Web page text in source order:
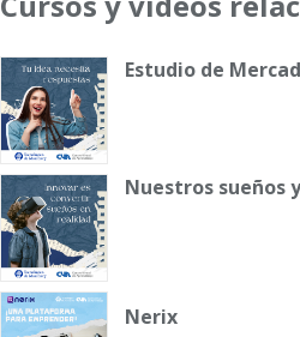
Estudio de
Nuestros sueños
Nerix